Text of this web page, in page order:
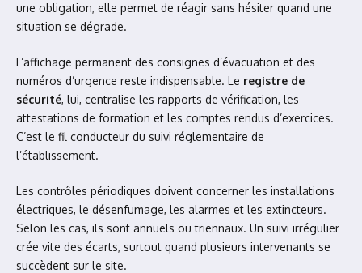
une obligation, elle permet de réagir sans hésiter quand une
situation se dégrade.
L’affichage permanent des consignes d’évacuation et des
numéros d’urgence reste indispensable. Le registre de
sécurité, lui, centralise les rapports de vérification, les
attestations de formation et les comptes rendus d’exercices.
C’est le fil conducteur du suivi réglementaire de
l’établissement.
Les contrôles périodiques doivent concerner les installations
électriques, le désenfumage, les alarmes et les extincteurs.
Selon les cas, ils sont annuels ou triennaux. Un suivi irrégulier
crée vite des écarts, surtout quand plusieurs intervenants se
succèdent sur le site.